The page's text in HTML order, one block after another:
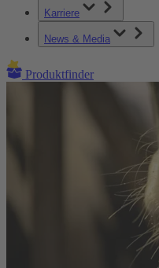
Karriere
News & Media
Produktfinder